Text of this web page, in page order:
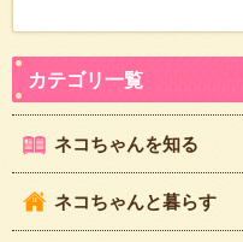
ネコちゃんを知る
ネコちゃんと暮らす